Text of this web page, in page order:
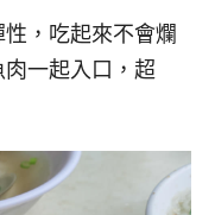
，吃起來不會爛
一起入口，超